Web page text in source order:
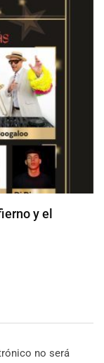
y el
no será